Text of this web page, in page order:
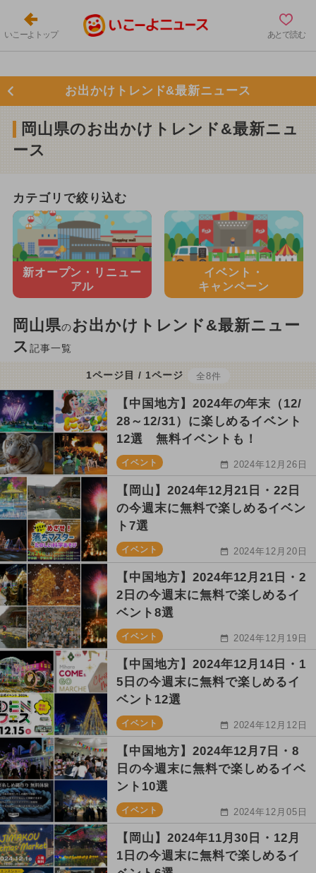
いこーよトップ あとで読む
お出かけトレンド&最新ニュース
岡山県のお出かけトレンド&最新ニュ
ース
カテゴリで絞り込む
新オープン・ リニュー
アル
イベント・
キャンペーン
岡山県のお出かけトレンド&最新ニュー
ス 記事一覧
1ページ目 / 1ページ 全8件
【中国地方】2024年の年末（12/
28～12/31）に楽しめるイベント
12選 無料イベントも！
イベント 2024年12月26日
【岡山】2024年12月21日・22日
の今週末に無料で楽しめるイベン
ト7選
イベント 2024年12月20日
【中国地方】2024年12月21日・2
2日の今週末に無料で楽しめるイ
ベント8選
イベント 2024年12月19日
【中国地方】2024年12月14日・1
5日の今週末に無料で楽しめるイ
ベント12選
イベント 2024年12月12日
【中国地方】2024年12月7日・8
日の今週末に無料で楽しめるイベ
ント10選
イベント 2024年12月05日
【岡山】2024年11月30日・12月
1日の今週末に無料で楽しめるイ